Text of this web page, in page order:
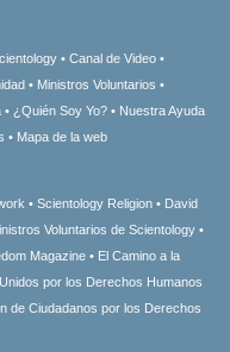
Canal de Video
Ministros Voluntarios
¿Quién Soy Yo?
Nuestra Ayuda
Mapa de la web
Scientology Religion
David
Voluntarios de Scientology
Magazine
El Camino a la
Unidos por los Derechos Humanos
de Ciudadanos por los Derechos